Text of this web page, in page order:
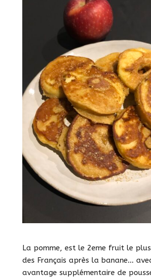
La pomme, est le 2eme fruit le plus
des Français après la banane…
avantage supplémentaire de